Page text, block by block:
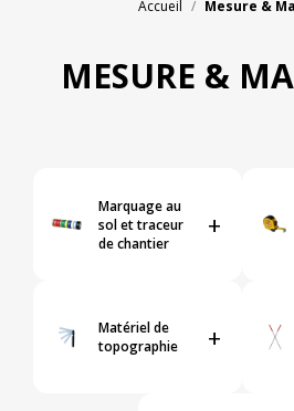
Accueil Mesure &
MESURE &
Marquage au
sol et traceur
de chantier
+
Matériel de
topographie
+